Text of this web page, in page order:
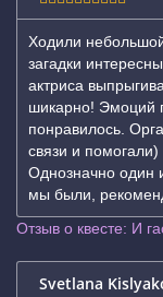
Ходили
загадки
актриса
шикарно! Эмоций
понравилось.
связи и помогали)
Однозначно один
мы были,
Отзыв о квесте: И
Svetlana